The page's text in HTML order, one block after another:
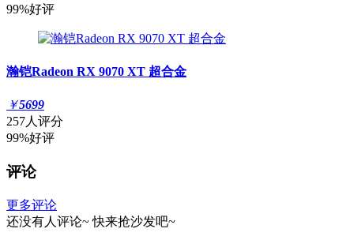
99%好评
瀚铠Radeon RX 9070 XT 超合金
￥5699
257人评分
99%好评
评论
更多评论
还没有人评论~ 快来抢沙发吧~